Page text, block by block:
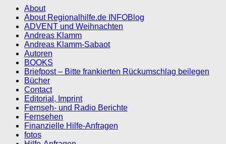
About
About Regionalhilfe.de INFOBlog
ADVENT und Weihnachten
Andreas Klamm
Andreas Klamm-Sabaot
Autoren
BOOKS
Briefpost – Bitte frankierten Rückumschlag beilegen
Bücher
Contact
Editorial, Imprint
Fernseh- und Radio Berichte
Fernsehen
Finanzielle Hilfe-Anfragen
fotos